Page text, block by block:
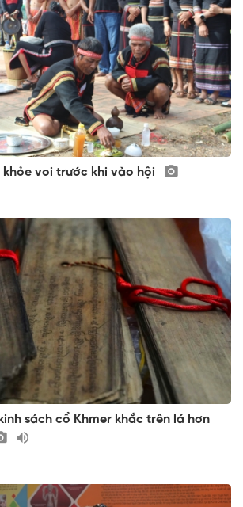
khỏe voi trước khi vào hội
sách cổ Khmer khắc trên lá hơn